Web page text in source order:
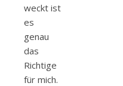
weckt ist
es
genau
das
Richtige
für mich.